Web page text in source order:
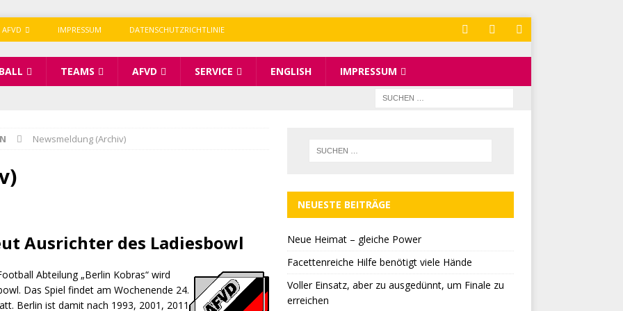
AFVD IMPRESSUM DATENSCHUTZRICHTLINIE
TEAMS AFVD SERVICE ENGLISH IMPRESSUM
Newsmeldung (Archiv)
Ausrichter des Ladiesbowl
Abteilung „Berlin Kobras“ wird
Das Spiel findet am Wochenende 24.
Berlin ist damit nach 1993, 2001, 2011
NEUESTE BEITRÄGE
Neue Heimat – gleiche Power
Facettenreiche Hilfe benötigt viele Hände
Voller Einsatz, aber zu ausgedünnt, um Finale zu
erreichen